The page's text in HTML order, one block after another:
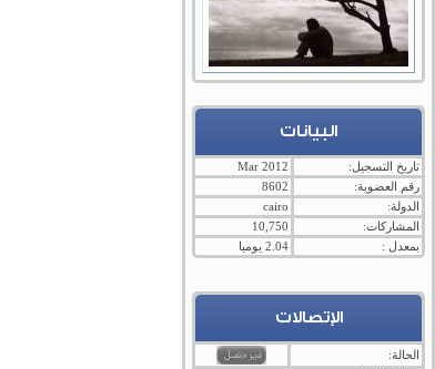
البيانات
تاريخ التسجيل:
Mar 2012
رقم العضوية:
8602
الدولة:
cairo
المشاركات:
10,750
بمعدل :
2.04 يوميا
الإتصالات
الحالة: